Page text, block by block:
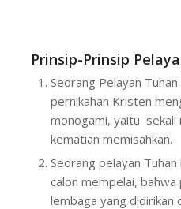
Prinsip-Prinsip
Seorang Pelayan
pernikahan Kristen
monogami, yaitu sekali
kematian memisahkan.
Seorang pelayan
calon mempelai, bahwa
lembaga yang didirikan